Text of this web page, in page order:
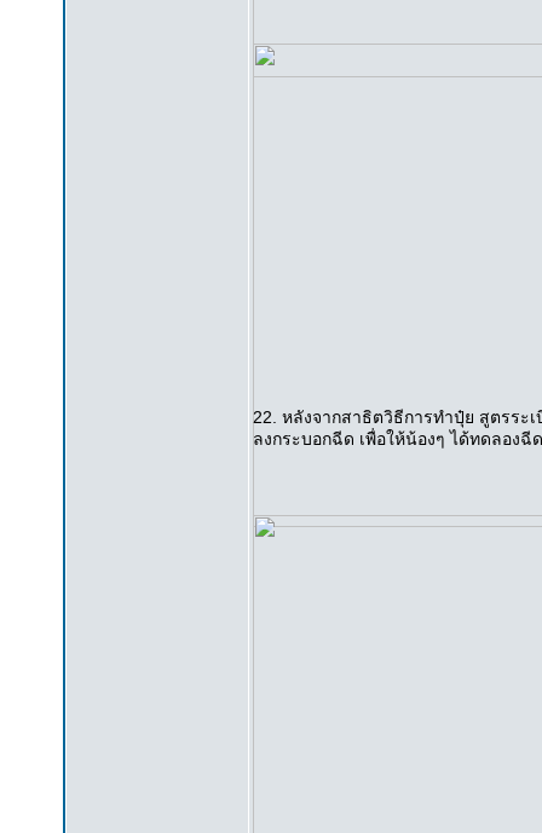
22. หลังจากสาธิตวิธีการทำปุ๋ย สูตรระ
ลงกระบอกฉีด เพื่อให้น้องๆ ได้ทดลองฉี